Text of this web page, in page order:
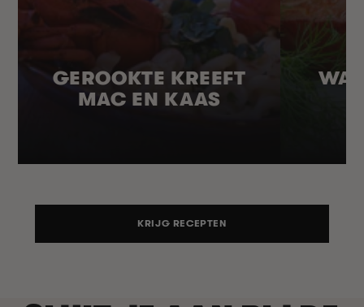
GEROOKTE KREEFT
MAC EN KAAS
KRIJG RECEPTEN